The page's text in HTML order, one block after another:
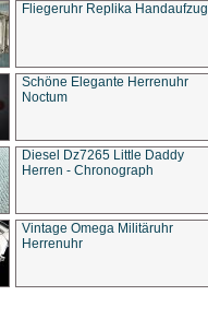
Fliegeruhr Replika Handaufzug
Schöne Elegante Herrenuhr
Noctum
Diesel Dz7265 Little Daddy
Herren - Chronograph
Vintage Omega Militäruhr
Herrenuhr